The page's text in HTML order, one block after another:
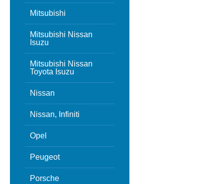
Mitsubishi
Mitsubishi Nissan
Isuzu
Mitsubishi Nissan
Toyota Isuzu
Nissan
Nissan, Infiniti
Opel
Peugeot
Porsche